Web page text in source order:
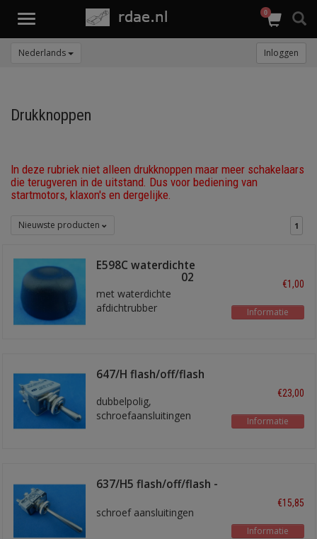
Toggle
0
Nederlands Inloggen
Drukknoppen
In deze rubriek niet alleen drukknoppen maar meer schakelaars
die terugveren in de uitstand. Dus voor bediening van
startmotors, klaxon's en dergelijke.
Nieuwste producten 1
E598C waterdichte
cover voor PBS002
met waterdichte
afdichtrubber
€1,00
Informatie
647/H flash/off/flash
dubbelpolig,
schroefaansluitingen
€23,00
Informatie
637/H5 flash/off/flash -
schroef aansluitingen
€15,85
Informatie